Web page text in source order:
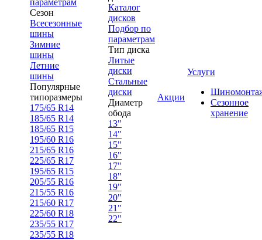
параметрам
Сезон
Всесезонные
шины
Зимние
шины
Летние
шины
Популярные
типоразмеры
175/65 R14
185/65 R14
185/65 R15
195/60 R16
215/65 R16
225/65 R17
195/65 R15
205/55 R16
215/55 R16
215/60 R17
225/60 R18
235/55 R17
235/55 R18
Каталог
дисков
Подбор по
параметрам
Тип диска
Литые
диски
Стальные
диски
Диаметр
обода
13"
14"
15"
16"
17"
18"
19"
20"
21"
22"
Акции
Услуги
Сезонное
хранение